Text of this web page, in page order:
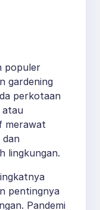
populer
gardening
perkotaan
atau
merawat
dan
lingkungan.
pentingnya
Pandemi